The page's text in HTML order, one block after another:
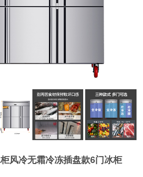
风冷无霜冷冻插盘款6门冰柜